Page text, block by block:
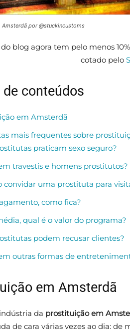
por @stuckincustoms
blog agora tem pelo menos
cotado pelo
de conteúdos
em Amsterdã
mais frequentes sobre
praticam sexo seguro?
travestis e homens prostitutos?
convidar uma prostituta para
como fica?
qual é o valor do programa?
podem recusar clientes?
outras formas de
em Amsterdã
da prostituição em
de cara várias vezes ao dia: de